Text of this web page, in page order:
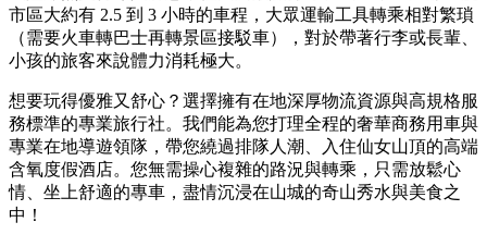
市區大約有 2.5 到 3 小時的車程，大眾運輸工具轉乘相對繁瑣
（需要火車轉巴士再轉景區接駁車），對於帶著行李或長輩、
小孩的旅客來說體力消耗極大。
想要玩得優雅又舒心？選擇擁有在地深厚物流資源與高規格服
務標準的專業旅行社。我們能為您打理全程的奢華商務用車與
專業在地導遊領隊，帶您繞過排隊人潮、入住仙女山頂的高端
含氧度假酒店。您無需操心複雜的路況與轉乘，只需放鬆心
情、坐上舒適的專車，盡情沉浸在山城的奇山秀水與美食之
中！